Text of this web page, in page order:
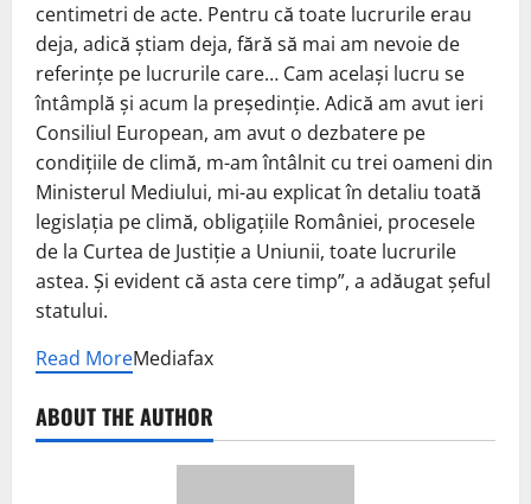
centimetri de acte. Pentru că toate lucrurile erau
deja, adică știam deja, fără să mai am nevoie de
referințe pe lucrurile care… Cam același lucru se
întâmplă și acum la președinție. Adică am avut ieri
Consiliul European, am avut o dezbatere pe
condițiile de climă, m-am întâlnit cu trei oameni din
Ministerul Mediului, mi-au explicat în detaliu toată
legislația pe climă, obligațiile României, procesele
de la Curtea de Justiție a Uniunii, toate lucrurile
astea. Și evident că asta cere timp”, a adăugat șeful
statului.
Read MoreMediafax
ABOUT THE AUTHOR